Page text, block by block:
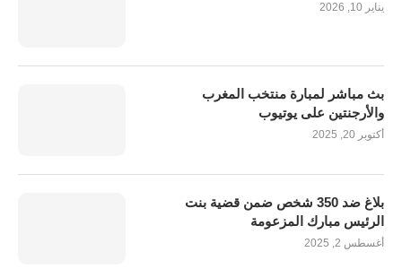
يناير 10, 2026
بث مباشر لمبارة منتخب المغرب
والأرجنتين على يوتيوب
أكتوبر 20, 2025
بلاغ ضد 350 شخص ضمن قضية بنت
الرئيس مبارك المزعومة
أغسطس 2, 2025